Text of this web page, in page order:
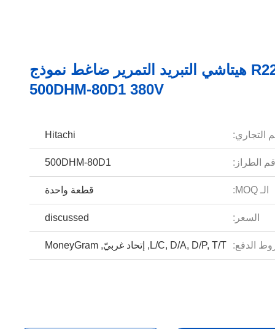
R22 هيتاشي التبريد التمرير ضاغط نموذج
500DHM-80D1 380V
التجاري: Hitachi
الطراز: 500DHM-80D1
الـ MOQ: قطعة واحدة
السعر: discussed
الدفع: L/C, D/A, D/P, T/T, إتحاد غربيّ, MoneyGram